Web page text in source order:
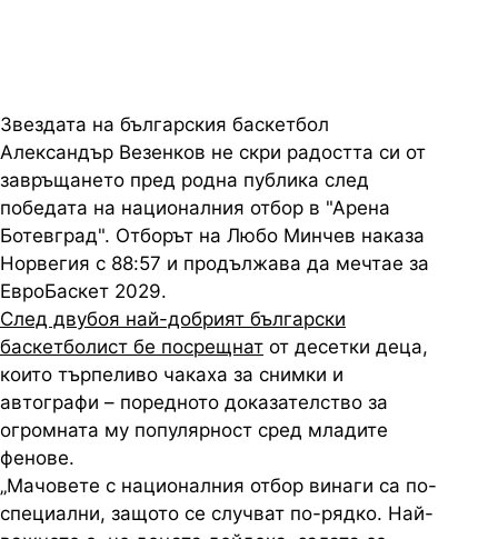
Звездата на българския баскетбол
Александър Везенков не скри радостта си от
завръщането пред родна публика след
победата на националния отбор в "Арена
Ботевград". Отборът на Любо Минчев наказа
Норвегия с 88:57 и продължава да мечтае за
ЕвроБаскет 2029.
След двубоя най-добрият български
баскетболист бе посрещнат от десетки деца,
които търпеливо чакаха за снимки и
автографи – поредното доказателство за
огромната му популярност сред младите
фенове.
„Мачовете с националния отбор винаги са по-
специални, защото се случват по-рядко. Най-